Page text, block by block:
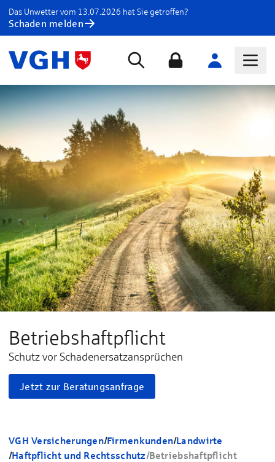
Das Unwetter vom 13.07.2026 hat Sie getroffen?
Schaden melden
Betriebshaftpflicht
Schutz vor Schadenersatzansprüchen
Jetzt zur Beratungsanfrage
VGH Versicherungen/Firmenkunden/Landwirte
/Haftpflicht und Rechtsschutz/Betriebshaftpflicht